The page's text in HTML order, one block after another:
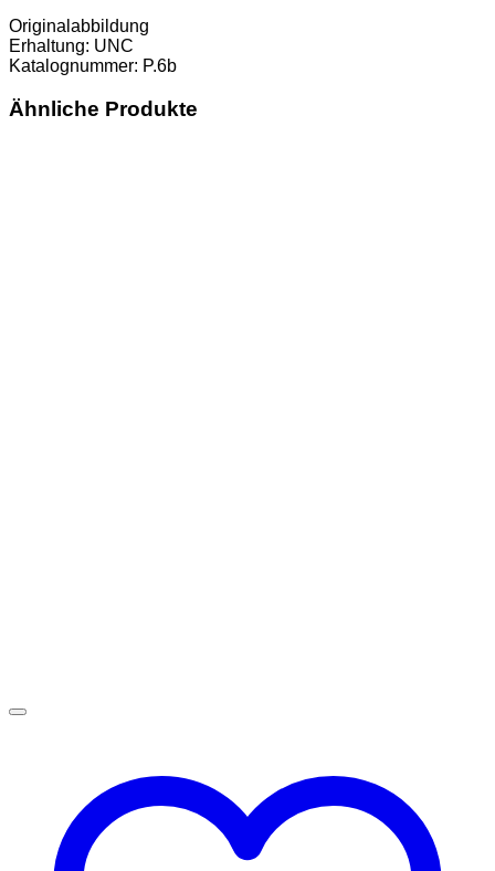
Originalabbildung
Erhaltung: UNC
Katalognummer: P.6b
Ähnliche Produkte